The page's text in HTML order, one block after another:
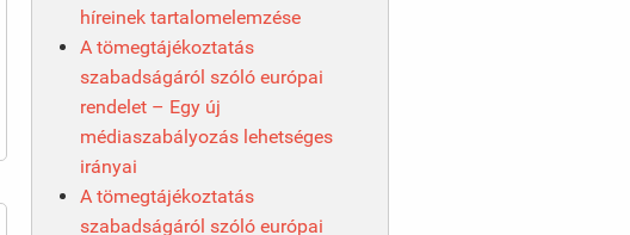
híreinek tartalomelemzése
A tömegtájékoztatás
szabadságáról szóló európai
rendelet – Egy új
médiaszabályozás lehetséges
irányai
A tömegtájékoztatás
szabadságáról szóló európai